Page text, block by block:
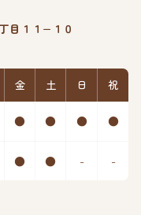
目１１−１０
金 土 日 祝
● ● ● ●
● ● - -